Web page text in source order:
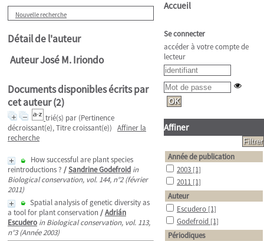
Nouvelle recherche
Détail de l'auteur
Auteur José M. Iriondo
Documents disponibles écrits par
cet auteur (2)
trié(s) par (Pertinence
décroissant(e), Titre croissant(e)) Affiner la
recherche
How successful are plant species
reintroductions ? /Sandrine Godefroid in
Biological conservation, vol. 144, n°2 (février
2011)
Spatial analysis of genetic diversity as
a tool for plant conservation /Adrián
Escudero in Biological conservation, vol. 113,
n°3 (Année 2003)
Accueil
Se connecter
accéder à votre compte de
lecteur
Affiner
Année de publication
2003 [1]
2011 [1]
Auteur
Escudero [1]
Godefroid [1]
Périodiques